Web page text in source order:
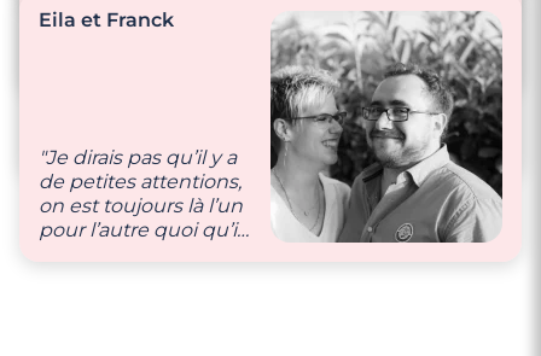
quand on est
choses simples du
capable d’anticiper
les envies et besoins
de l’autre. C’est
comme ça que nous
prenons soin de notre
Eila et Franck
"Je dirais pas qu’il y a
de petites attentions,
on est toujours là l’un
pour l’autre quoi qu’il